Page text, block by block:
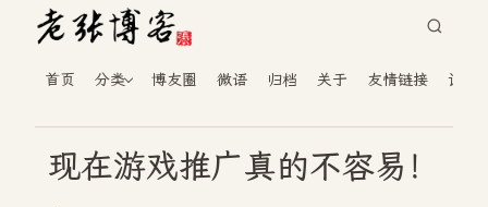
首页 分类 博友圈 微语 归档 关于 友情链接 读者
现在游戏推广真的不容易！